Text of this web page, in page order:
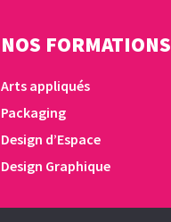
NOS FORMATIONS
Arts appliqués
Packaging
Design d’Espace
Design Graphique